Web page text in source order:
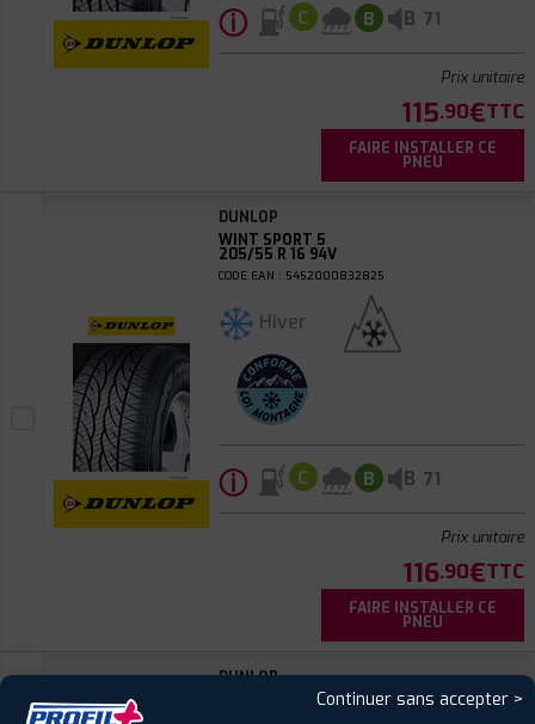
ⓘ C B B 71
Prix unitaire
115.90€TTC
FAIRE INSTALLER CE
PNEU
DUNLOP
WINT SPORT 5
205/55 R 16 94V
CODE EAN : 5452000832825
Hiver
ⓘ C B B 71
Prix unitaire
116.90€TTC
FAIRE INSTALLER CE
PNEU
DUNLOP
WINT SPORT 5Continuer sans accepter >